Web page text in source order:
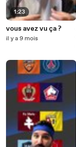
1:23
vous avez vu ça ?
il y a 9 mois